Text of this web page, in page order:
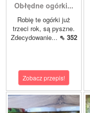
Obłędne ogórki...
Robię te ogórki już
trzeci rok, są pyszne.
Zdecydowanie... ⇖ 352
Zobacz przepis!